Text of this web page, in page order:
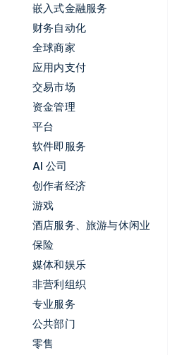
嵌入式金融服务
财务自动化
全球商家
应用内支付
交易市场
资金管理
平台
软件即服务
AI 公司
创作者经济
游戏
酒店服务、旅游与休闲业
保险
媒体和娱乐
非营利组织
专业服务
公共部门
零售